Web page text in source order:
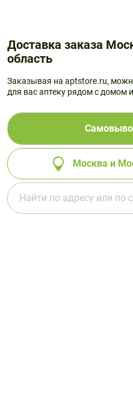
Доставка заказа
область
Заказывая на aptstore.ru,
для вас аптеку рядом с домом
Москва и